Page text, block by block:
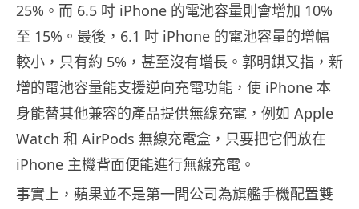
25%。而 6.5 吋 iPhone 的電池容量則會增加 10%
至 15%。最後，6.1 吋 iPhone 的電池容量的增幅
較小，只有約 5%，甚至沒有增長。郭明錤又指，新
增的電池容量能支援逆向充電功能，使 iPhone 本
身能替其他兼容的產品提供無線充電，例如 Apple
Watch 和 AirPods 無線充電盒，只要把它們放在
iPhone 主機背面便能進行無線充電。
事實上，蘋果並不是第一間公司為旗艦手機配置雙